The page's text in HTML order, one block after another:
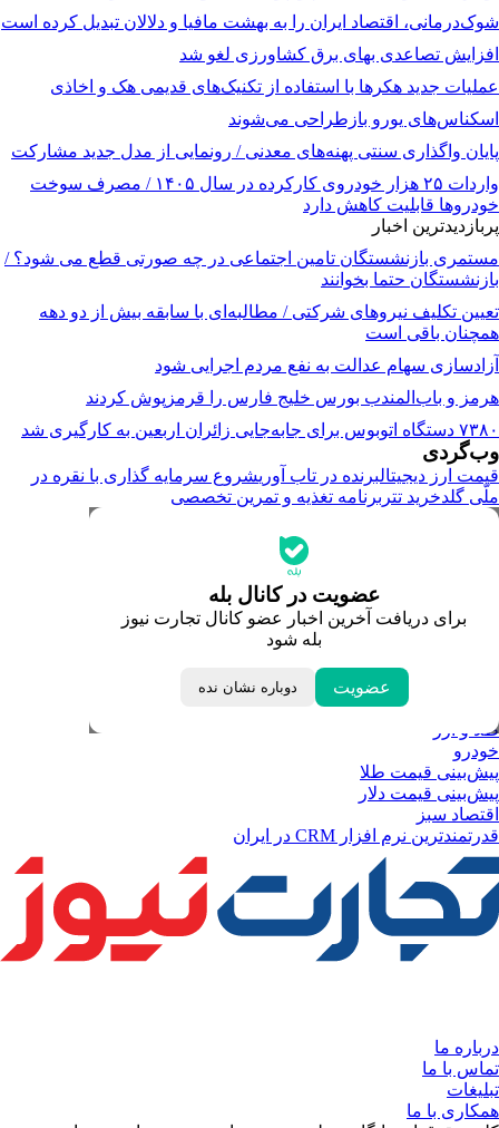
شوک‌درمانی، اقتصاد ایران را به بهشت مافیا و دلالان تبدیل کرده است
افزایش تصاعدی بهای برق کشاورزی لغو شد
عملیات جدید هکرها با استفاده از تکنیک‌های قدیمی هک و اخاذی
اسکناس‌های یورو بازطراحی می‌شوند
پایان واگذاری‌ سنتی پهنه‌های معدنی / رونمایی از مدل جدید مشارکت
واردات ۲۵ هزار خودروی کارکرده در سال ۱۴۰۵ / مصرف سوخت
خودرو‌ها قابلیت کاهش دارد
پربازدیدترین اخبار
مستمری بازنشستگان تامین اجتماعی در چه صورتی قطع می شود؟ /
بازنشستگان حتما بخوانند
تعیین تکلیف نیروهای شرکتی / مطالبه‌ای با سابقه بیش از دو دهه
همچنان باقی است
آزادسازی سهام عدالت به نفع مردم اجرایی شود
هرمز و باب‌المندب بورس خلیج فارس را قرمزپوش کردند
۷۳۸۰ دستگاه اتوبوس برای جابه‌جایی زائران اربعین به‌ کارگیری شد
وب‌گردی
قیمت ارز دیجیتالبرنده در تاب آوریشروع سرمایه گذاری با نقره در
ملّی گلدخرید تتر برنامه تغذیه و تمرین تخصصی
عضویت در کانال بله
برای دریافت آخرین اخبار عضو کانال تجارت نیوز
بله شود
عضویت دوباره نشان نده
جدیدترین قیمت‌ها
قیمت درهم امارات
لحظه تحویل سال
داغ‌ترین‌های اقتصادی
طلا و ارز
خودرو
پیش‌بینی قیمت طلا
پیش‌بینی قیمت دلار
اقتصاد سبز
قدرتمندترین نرم‌ افزار CRM در ایران
درباره ما
تماس با ما
تبلیغات
همکاری با ما